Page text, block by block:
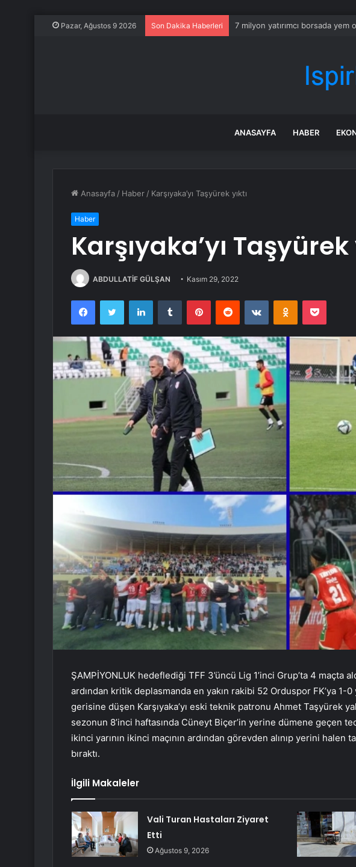
Pazar, Ağustos 9 2026 Son Dakika Haberleri 7 milyon yatırımcı borsada yem
ANASAYFA HABER
Anasayfa / Haber / Karşıyaka’yı Taşyürek yıktı
Haber
Karşıyaka’yı Taşyürek
ABDULLATİF GÜLŞAN Kasım 29, 2022
FacebookTwitter LinkedInTumblr PinterestReddit VKontakteOdnoklassniki
Pocket
ŞAMPİYONLUK hedeflediği TFF 3’üncü Lig 1’inci Grup’ta 4 maçta
ardından kritik deplasmanda en yakın rakibi 52 Orduspor FK’ya
gerisine düşen Karşıyaka’yı eski teknik patronu Ahmet Taşyürek
sezonun 8’inci haftasında Cüneyt Biçer’in yerine dümene geçen
ikinci yarının ikinci maçının ardından görevden alınıp yerini halen
bıraktı.
İlgili Makaleler
Vali Turan Hastaları Ziyaret
Etti
Ağustos 9, 2026